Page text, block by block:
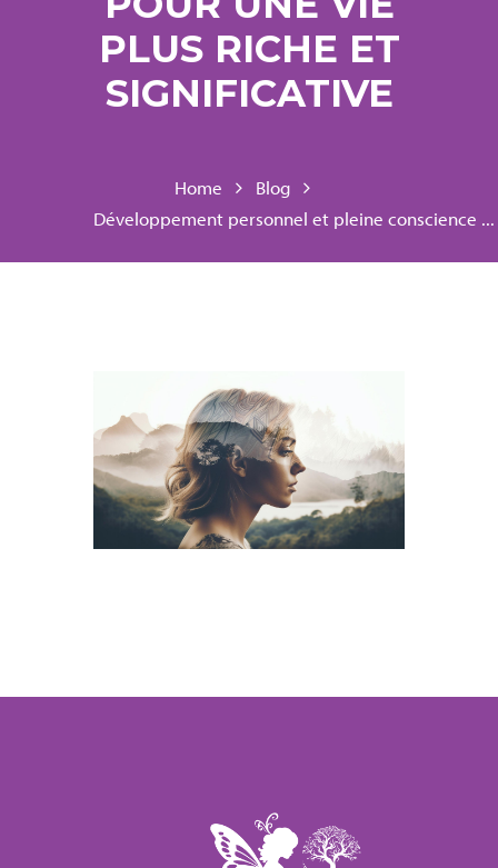
PLUS RICHE ET
SIGNIFICATIVE
Home
Blog
Développement personnel et pleine conscience ...